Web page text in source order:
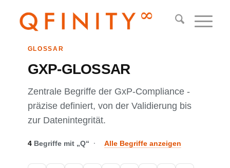
GLOSSAR
GXP-GLOSSAR
Zentrale Begriffe der GxP-Compliance -
präzise definiert, von der Validierung bis
zur Datenintegrität.
4Begriffe mit „Q“ · Alle Begriffe anzeigen